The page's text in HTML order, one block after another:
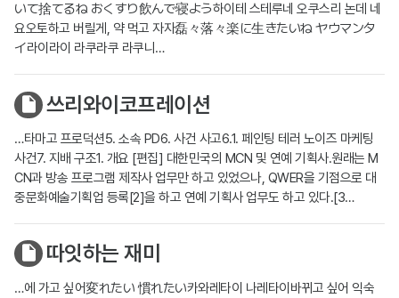
いて捨てるね おくすり飲んで寝よう하이테 스테루네 오쿠스리 논데 네
요오토하고 버릴게, 약 먹고 자자磊々落々楽に生きたいね ヤウマンタ
イ라이라이 라쿠라쿠 라쿠니…
쓰리와이코프레이션
…타마고 프로덕션5. 소속 PD6. 사건 사고6.1. 페인팅 테러 노이즈 마케팅
사건7. 지배 구조1. 개요 [편집] 대한민국의 MCN 및 연예 기획사.원래는 M
CN과 방송 프로그램 제작사 업무만 하고 있었으나, QWER을 기점으로 대
중문화예술기획업 등록[2]을 하고 연예 기획사 업무도 하고 있다.[3…
따잇하는 재미
…에 가고 싶어変れたい 慣れたい카와레타이 나레타이바뀌고 싶어 익숙